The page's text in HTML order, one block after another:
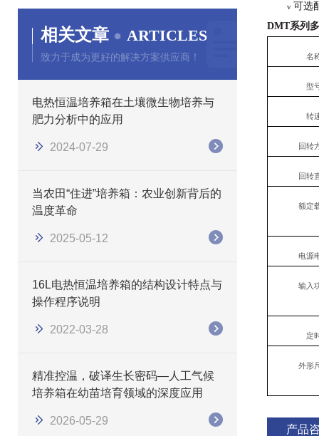
相关文章 ARTICLES
致力于成为更好的解决方案供应商！
电热恒温培养箱在土壤微生物培养与
肥力分析中的应用
2024-07-29
当农田“住进”培养箱：农业创新背后的
温度革命
2025-05-12
16L电热恒温培养箱的结构设计特点与
操作程序说明
2022-03-28
精准控温，破译生长密码—人工气候
培养箱在幼苗培育领域的深度应用
2026-05-29
v 可选
DMT系列
名
型
转
回转
回转
额定
电源
输入
定
外形
产品